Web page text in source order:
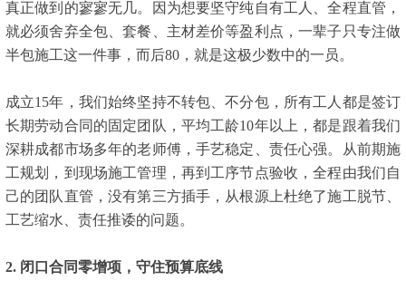
真正做到的寥寥无几。因为想要坚守纯自有工人、全程直管，
就必须舍弃全包、套餐、主材差价等盈利点，一辈子只专注做
半包施工这一件事，而后80，就是这极少数中的一员。
成立15年，我们始终坚持不转包、不分包，所有工人都是签订
长期劳动合同的固定团队，平均工龄10年以上，都是跟着我们
深耕成都市场多年的老师傅，手艺稳定、责任心强。从前期施
工规划，到现场施工管理，再到工序节点验收，全程由我们自
己的团队直管，没有第三方插手，从根源上杜绝了施工脱节、
工艺缩水、责任推诿的问题。
2. 闭口合同零增项，守住预算底线